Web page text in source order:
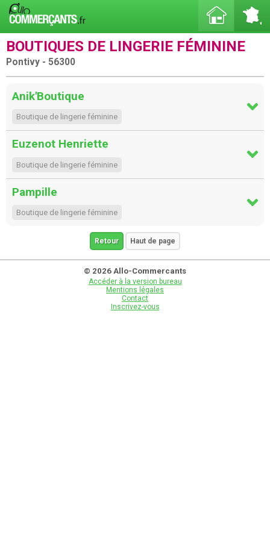
BOUTIQUES DE LINGERIE FÉMININE
Pontivy - 56300
Anik'Boutique
Boutique de lingerie féminine
Euzenot Henriette
Boutique de lingerie féminine
Pampille
Boutique de lingerie féminine
Retour Haut de page
© 2026 Allo-Commercants
Accéder à la version bureau
Mentions légales
Contact
Inscrivez-vous